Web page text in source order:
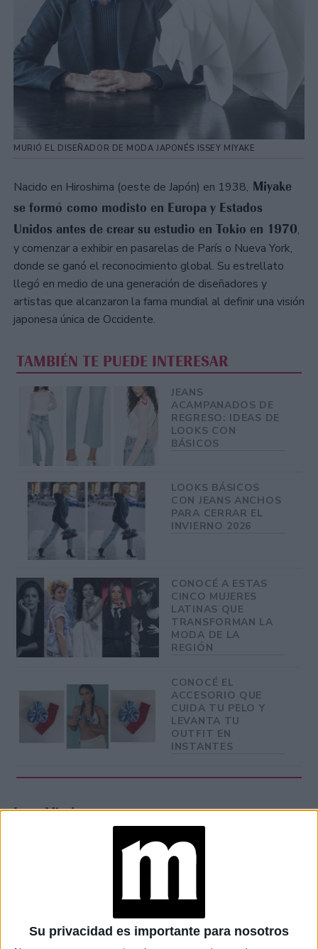
Su privacidad es importante para nosotros
MURIÓ EL DISEÑADOR DE MODA JAPONÉS ISSEY MIYAKE
Nacido en Hiroshima (oeste de Japón) en 1938, Miyake
se formó como modisto en Europa y Estados
Unidos antes de crear su estudio en Tokio en 1970,
y comenzar a exhibir en pasarelas de París o Nueva York,
donde se ganó el reconocimiento global. Su estrellato
llegó en medio de una generación de diseñadores y
artistas que alcanzaron la fama mundial al definir una visión
japonesa única de Occidente.
TAMBIÉN TE PUEDE INTERESAR
JEANS
ACAMPANADOS DE
REGRESO: IDEAS DE
LOOKS CON
BÁSICOS
LOOKS BÁSICOS
CON JEANS ANCHOS
PARA CERRAR EL
INVIERNO 2026
CONOCÉ A ESTAS
CINCO MUJERES
LATINAS QUE
TRANSFORMAN LA
MODA DE LA
REGIÓN
CONOCÉ EL
ACCESORIO QUE
CUIDA TU PELO Y
LEVANTA TU
OUTFIT EN
INSTANTES
Issey Miyakese hizo muy famoso por
sencillos jerséis de cuello volcado,
Bao con patrones geométricos, entre otras muchas